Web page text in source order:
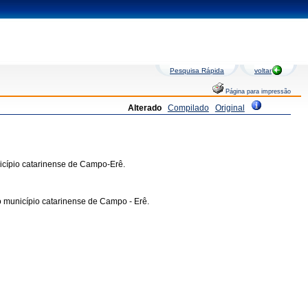
Pesquisa Rápida voltar
Página para impressão
Alterado Compilado Original
catarinense de Campo-Erê.
catarinense de Campo - Erê.